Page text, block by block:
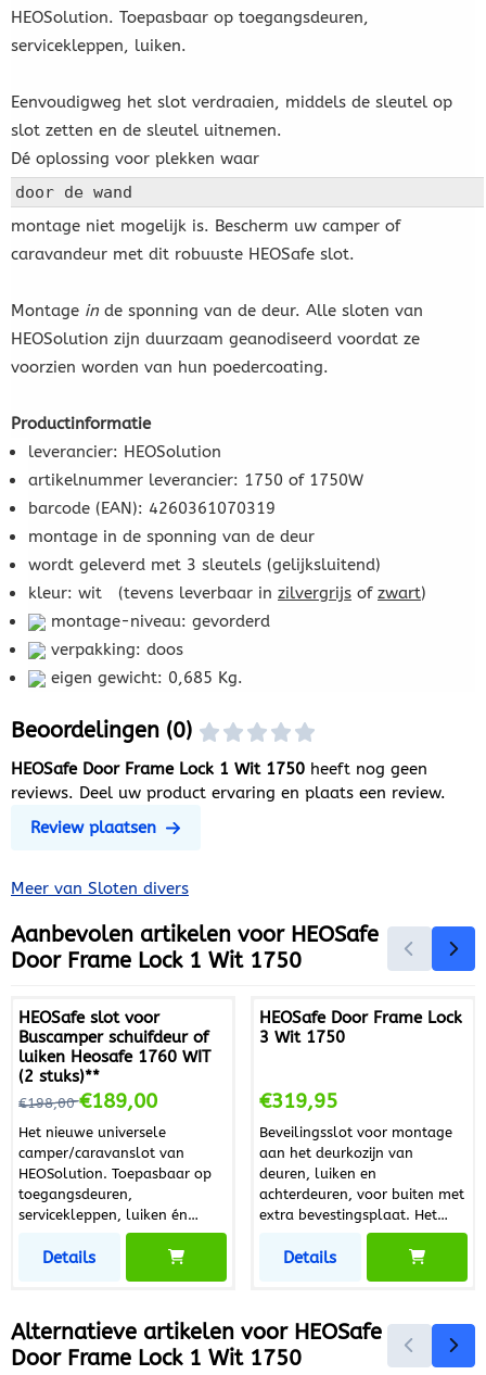
HEOSolution. Toepasbaar op toegangsdeuren,
servicekleppen, luiken.
Eenvoudigweg het slot verdraaien, middels de sleutel op
slot zetten en de sleutel uitnemen.
Dé oplossing voor plekken waar
door de wand
montage niet mogelijk is. Bescherm uw camper of
caravandeur met dit robuuste HEOSafe slot.
Montage in de sponning van de deur. Alle sloten van
HEOSolution zijn duurzaam geanodiseerd voordat ze
voorzien worden van hun poedercoating.
Productinformatie
leverancier: HEOSolution
artikelnummer leverancier: 1750 of 1750W
barcode (EAN): 4260361070319
montage in de sponning van de deur
wordt geleverd met 3 sleutels (gelijksluitend)
kleur: wit (tevens leverbaar in zilvergrijs of zwart)
montage-niveau: gevorderd
verpakking: doos
eigen gewicht: 0,685 Kg.
Beoordelingen (0)
HEOSafe Door Frame Lock 1 Wit 1750 heeft nog geen
reviews. Deel uw product ervaring en plaats een review.
Review plaatsen
Meer van Sloten divers
Aanbevolen artikelen voor HEOSafe
Door Frame Lock 1 Wit 1750
HEOSafe slot voor
Buscamper schuifdeur of
luiken Heosafe 1760 WIT
(2 stuks)**
Van 198,00 voor 189,00
€198,00€189,00
Het nieuwe universele
camper/caravanslot van
HEOSolution. Toepasbaar op
toegangsdeuren,
servicekleppen, luiken én
schuifdeuren. Set van 2 sloten
met gelijksluitende sleutel.
HEOS VANsecurity door lock is
voor het vergrendelen van
schuifdeuren voor buscampers
én bedrijfswagens.
Details
HEOSafe Door Frame Lock
3 Wit 1750
Prijs: 319,95
€319,95
Beveilingsslot voor montage
aan het deurkozijn van
deuren, luiken en
achterdeuren, voor buiten met
extra bevestingsplaat. Het
wordt heel eenvoudig met de
sleutel opengemaakt of
gesloten. De sleutel
voor aan de buitenkant te
gebruiken. Te monteren op oa
Details
Alternatieve artikelen voor HEOSafe
Door Frame Lock 1 Wit 1750